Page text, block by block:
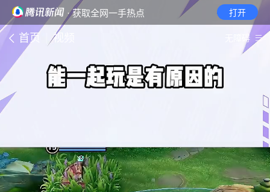
· 获取全网一手热点 打开
首页 视频 无障碍